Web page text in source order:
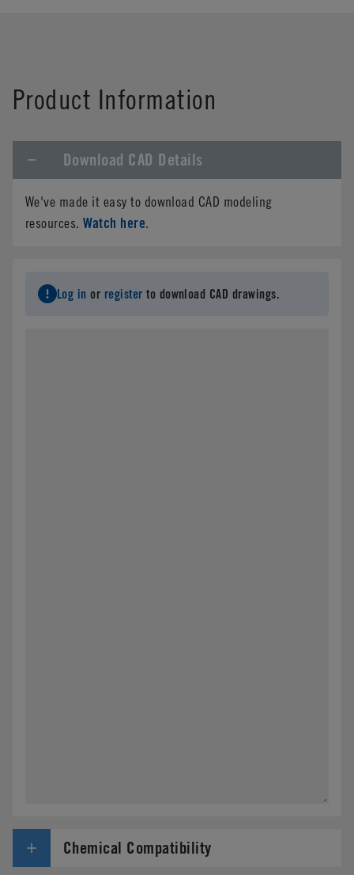
Product Information
Download CAD Details
We've made it easy to download CAD modeling
resources.Watch here.
Log in or register to download CAD drawings.
Chemical Compatibility